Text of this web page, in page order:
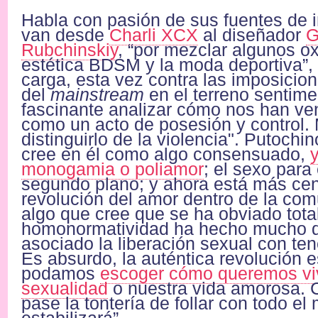
Habla con pasión de sus fuentes de
van desdeCharli XCX al diseñador
Rubchinskiy, “por mezclar algunos
estética BDSM y la moda
carga, esta vez contra las
delmainstream en el terreno
fascinante analizar cómo nos han
como un acto de posesión y control.
distinguirlo de la violencia".
cree en él como algo consensuado,
monogamia o poliamor; el sexo para
segundo plano; y ahora está más
revolución del amor dentro de la
algo que cree que se ha obviado
homonormatividad ha hecho mucho
asociado la liberación sexual con
Es absurdo, la auténtica revolución
podamos escoger cómo queremos
sexualidado nuestra vida amorosa.
pase la tontería de follar con todo el